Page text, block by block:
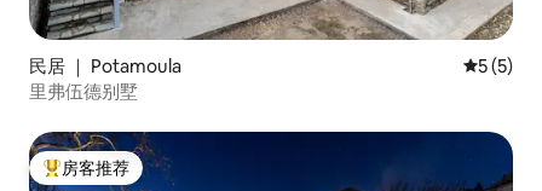
民居 ｜ Potamoula 平均评分
5 (5)
里弗伍德别墅
热门「房客推荐」
房客推荐